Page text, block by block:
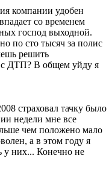
компании удобен
со временем
господ выходной.
по сто тысяч за полис
решить
ДТП? В общем уйду я
страховал тачку было
недели мне все
чем положено мало
а в этом году я
у них... Конечно не